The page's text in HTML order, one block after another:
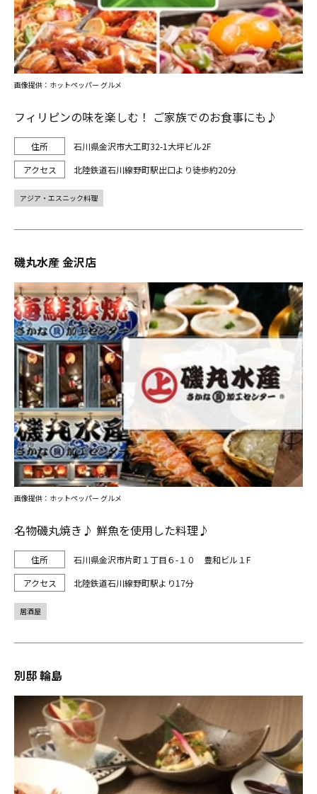
フィリピンの味を楽しむ！ ご家族でのお食事にも♪
石川県金沢市大工町32-1大坪ビル2F
北陸鉄道石川線野町駅出口より徒歩約20分
画像提供：ホットペッパー グルメ
アジア・エスニック料理
磯丸水産 金沢店
名物磯丸焼き♪ 鮮魚を使用した料理♪
石川県金沢市片町１丁目６-１０ 豊和ビル１F
北陸鉄道石川線野町駅より17分
画像提供：ホットペッパー グルメ
居酒屋
別邸 輪島